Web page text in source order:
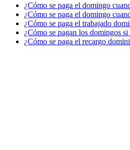
¿Cómo se paga el domingo
¿Cómo se paga el domingo
¿Cómo se paga el trabajado
¿Cómo se pagan los domingos
¿Cómo se paga el recargo